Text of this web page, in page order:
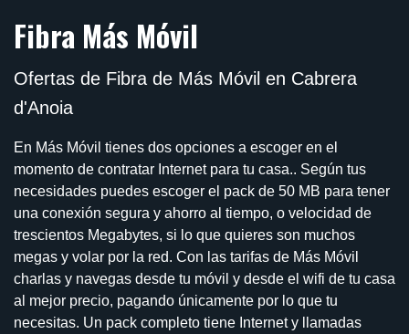
Fibra Más Móvil
Ofertas de Fibra de Más Móvil en Cabrera
d'Anoia
En Más Móvil tienes dos opciones a escoger en el
momento de contratar Internet para tu casa.. Según tus
necesidades puedes escoger el pack de 50 MB para tener
una conexión segura y ahorro al tiempo, o velocidad de
trescientos Megabytes, si lo que quieres son muchos
megas y volar por la red. Con las tarifas de Más Móvil
charlas y navegas desde tu móvil y desde el wifi de tu casa
al mejor precio, pagando únicamente por lo que tu
necesitas. Un pack completo tiene Internet y llamadas